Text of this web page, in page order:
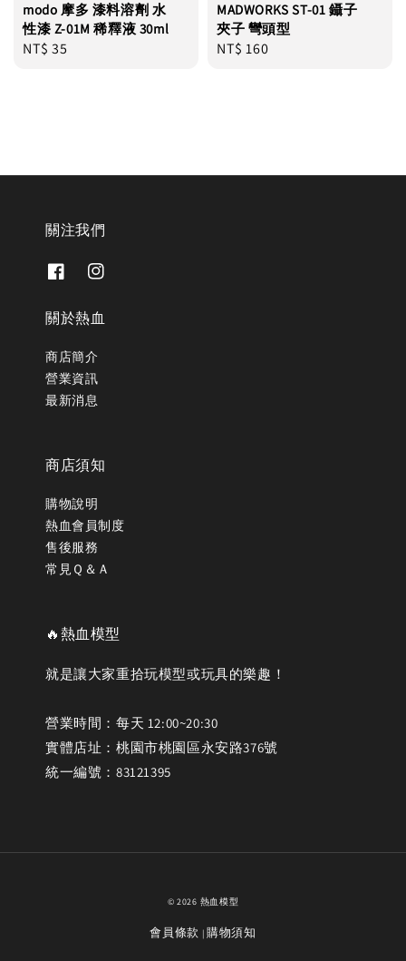
modo 摩多 漆料溶劑 水
性漆 Z-01M 稀釋液 30ml
Regular
NT$ 35
MADWORKS ST-01 鑷子
夾子 彎頭型
Regular
NT$ 160
關注我們
關於熱血
商店簡介
營業資訊
最新消息
商店須知
購物說明
熱血會員制度
售後服務
常見Ｑ＆Ａ
🔥熱血模型
就是讓大家重拾玩模型或玩具的樂趣！
營業時間：每天 12:00~20:30
實體店址：桃園市桃園區永安路376號
統一編號：83121395
© 2026 熱血模型
會員條款 |購物須知